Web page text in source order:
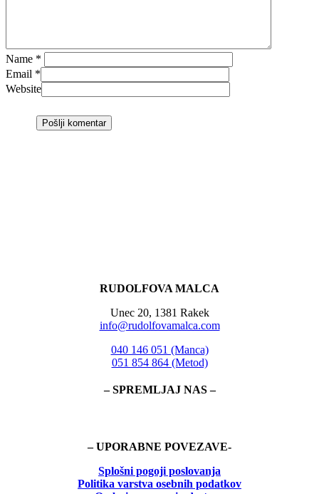
Name *
Email *
Website
RUDOLFOVA MALCA
Unec 20, 1381 Rakek
info@rudolfovamalca.com
040 146 051 (Manca)
051 854 864 (Metod)
– SPREMLJAJ NAS –
– UPORABNE POVEZAVE-
Splošni pogoji poslovanja
Politika varstva osebnih podatkov